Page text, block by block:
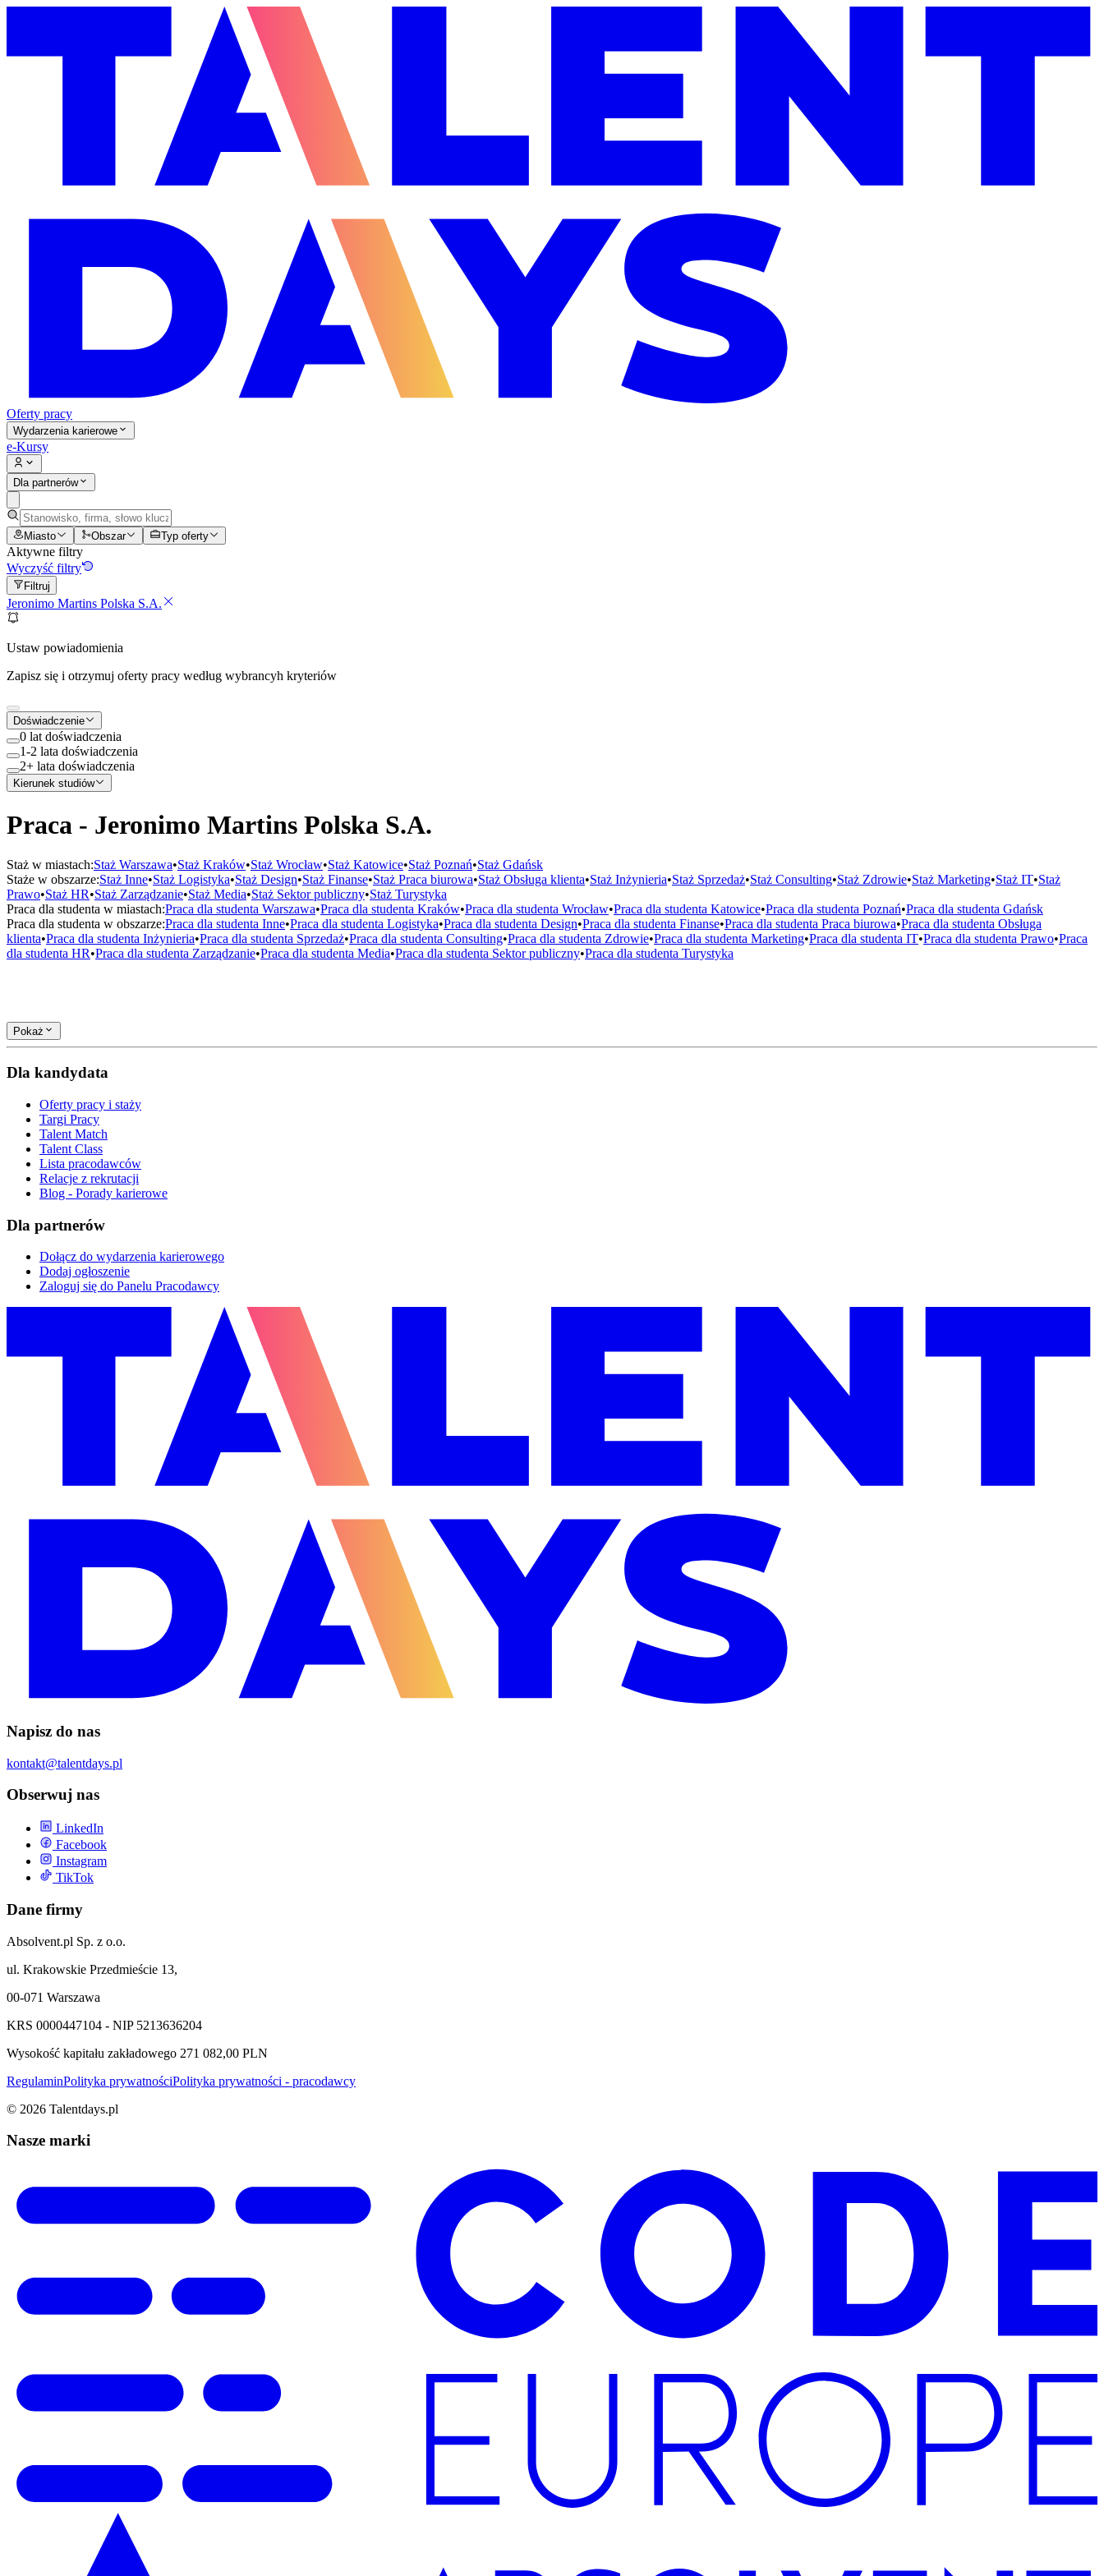
Oferty pracy
Wydarzenia karierowe
e-Kursy
Dla partnerów
Miasto Obszar Typ oferty
Aktywne filtry
Wyczyść filtry
Filtruj
Jeronimo Martins Polska S.A.
Ustaw powiadomienia
Zapisz się i otrzymuj oferty pracy według wybrancyh kryteriów
Doświadczenie
0 lat doświadczenia
1-2 lata doświadczenia
2+ lata doświadczenia
Kierunek studiów
Praca - Jeronimo Martins Polska S.A.
Staż w miastach:Staż Warszawa•Staż Kraków•Staż Wrocław•Staż Katowice•Staż Poznań•Staż Gdańsk
Staże w obszarze:Staż Inne•Staż Logistyka•Staż Design•Staż Finanse•Staż Praca biurowa•Staż Obsługa klienta•Staż Inżynieria•Staż Sprzedaż•Staż Consulting•Staż Zdrowie•Staż Marketing•Staż IT•Staż
Prawo•Staż HR•Staż Zarządzanie•Staż Media•Staż Sektor publiczny•Staż Turystyka
Praca dla studenta w miastach:Praca dla studenta Warszawa•Praca dla studenta Kraków•Praca dla studenta Wrocław•Praca dla studenta Katowice•Praca dla studenta Poznań•Praca dla studenta Gdańsk
Praca dla studenta w obszarze:Praca dla studenta Inne•Praca dla studenta Logistyka•Praca dla studenta Design•Praca dla studenta Finanse•Praca dla studenta Praca biurowa•Praca dla studenta Obsługa
klienta•Praca dla studenta Inżynieria•Praca dla studenta Sprzedaż•Praca dla studenta Consulting•Praca dla studenta Zdrowie•Praca dla studenta Marketing•Praca dla studenta IT•Praca dla studenta Prawo•Praca
dla studenta HR•Praca dla studenta Zarządzanie•Praca dla studenta Media•Praca dla studenta Sektor publiczny•Praca dla studenta Turystyka
Pokaż
Dla kandydata
Oferty pracy i staży
Targi Pracy
Talent Match
Talent Class
Lista pracodawców
Relacje z rekrutacji
Blog - Porady karierowe
Dla partnerów
Dołącz do wydarzenia karierowego
Dodaj ogłoszenie
Zaloguj się do Panelu Pracodawcy
Napisz do nas
kontakt@talentdays.pl
Obserwuj nas
LinkedIn
Facebook
Instagram
TikTok
Dane firmy
Absolvent.pl Sp. z o.o.
ul. Krakowskie Przedmieście 13,
00-071 Warszawa
KRS 0000447104 - NIP 5213636204
Wysokość kapitału zakładowego 271 082,00 PLN
RegulaminPolityka prywatnościPolityka prywatności - pracodawcy
© 2026 Talentdays.pl
Nasze marki